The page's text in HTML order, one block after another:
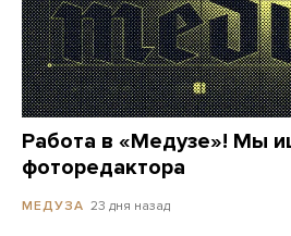
Работа в «Медузе»! Мы
фоторедактора
МЕДУЗА 23 дня назад